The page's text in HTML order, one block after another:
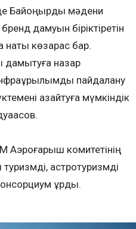
Байқоңырды мәдени
дамуын біріктіретін
көзқарас бар.
назар
пайдалану
азайтуға мүмкіндік
комитетінің
астротуризмді
құрды.